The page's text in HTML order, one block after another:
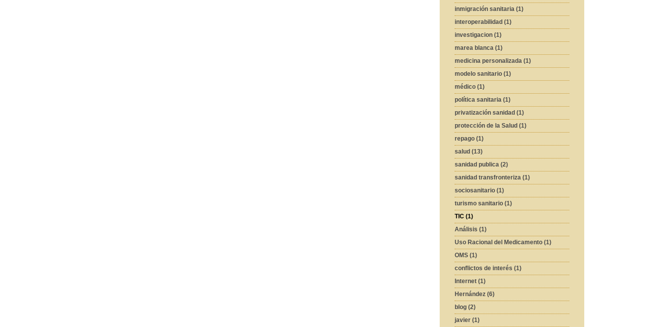
inmigración sanitaria (1)
interoperabilidad (1)
investigacion (1)
marea blanca (1)
medicina personalizada (1)
modelo sanitario (1)
médico (1)
política sanitaria (1)
privatización sanidad (1)
protección de la Salud (1)
repago (1)
salud (13)
sanidad publica (2)
sanidad transfronteriza (1)
sociosanitario (1)
turismo sanitario (1)
TIC (1)
Análisis (1)
Uso Racional del Medicamento (1)
OMS (1)
conflictos de interés (1)
Internet (1)
Hernández (6)
blog (2)
javier (1)